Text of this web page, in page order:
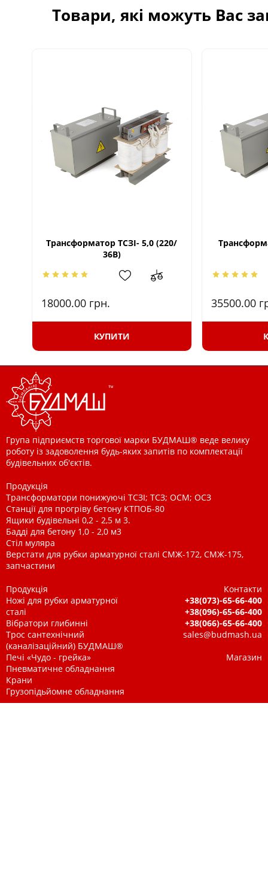
Товари, які можуть Вас
Трансформатор ТСЗІ- 5,0 (220/
36В)
18000.00 грн.
КУПИТИ
35500.00
Група підприємств торгової марки БУДМАШ® веде велику
роботу із задоволення будь-яких запитів по комплектації
будівельних об'єктів.
Продукція
Трансформатори понижуючі ТСЗІ; ТСЗ; ОСМ; ОСЗ
Станції для прогріву бетону КТПОБ-80
Ящики будівельні 0,2 - 2,5 м 3.
Бадді для бетону 1,0 - 2,0 м3
Стіл муляра
Верстати для рубки арматурної сталі СМЖ-172, СМЖ-175,
запчастини
Продукція
Ножі для рубки арматурної
сталі
Вібратори глибинні
Трос сантехнічний
(каналізаційний) БУДМАШ®
Печі «Чудо - грейка»
Пневматичне обладнання
Крани
Грузопідьйомне обладнання
Контакти
+38(073)-65-66-400
+38(096)-65-66-400
+38(066)-65-66-400
sales@budmash.ua
Магазин